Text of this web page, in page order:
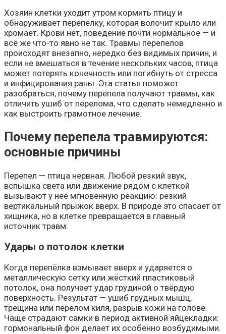
Хозяин клетки уходит утром кормить птицу и
обнаруживает перепёлку, которая волочит крыло или
хромает. Крови нет, поведение почти нормальное — и
всё же что-то явно не так. Травмы перепелов
происходят внезапно, нередко без видимых причин, и
если не вмешаться в течение нескольких часов, птица
может потерять конечность или погибнуть от стресса
и инфицирования раны. Эта статья поможет
разобраться, почему перепела получают травмы, как
отличить ушиб от перелома, что сделать немедленно и
как выстроить грамотное лечение.
Почему перепела травмируются:
основные причины
Перепел — птица нервная. Любой резкий звук,
вспышка света или движение рядом с клеткой
вызывают у неё мгновенную реакцию: резкий
вертикальный прыжок вверх. В природе это спасает от
хищника, но в клетке превращается в главный
источник травм.
Удары о потолок клетки
Когда перепёлка взмывает вверх и ударяется о
металлическую сетку или жёсткий пластиковый
потолок, она получает удар грудиной о твёрдую
поверхность. Результат — ушиб грудных мышц,
трещина или перелом киля, разрыв кожи на голове.
Чаще страдают самки в период активной яйцекладки:
гормональный фон делает их особенно возбудимыми.